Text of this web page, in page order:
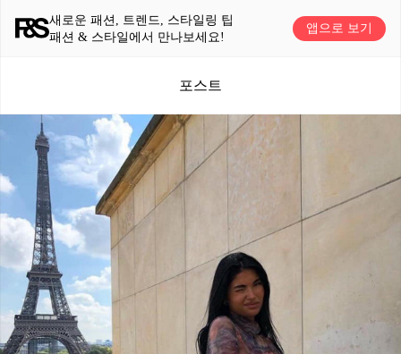
새로운 패션, 트렌드, 스타일링 팁
패션 & 스타일에서 만나보세요!
앱으로 보기
포스트